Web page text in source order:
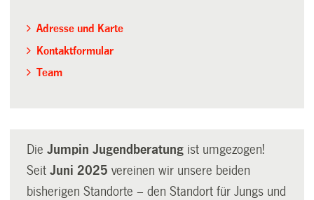
Adresse und Karte
Kontaktformular
Team
DieJumpin Jugendberatung ist umgezogen!
SeitJuni 2025 vereinen wir unsere beiden
bisherigen Standorte – den Standort für Jungs und